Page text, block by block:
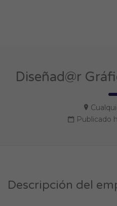
Diseñad@r
Publicado
Descripción del